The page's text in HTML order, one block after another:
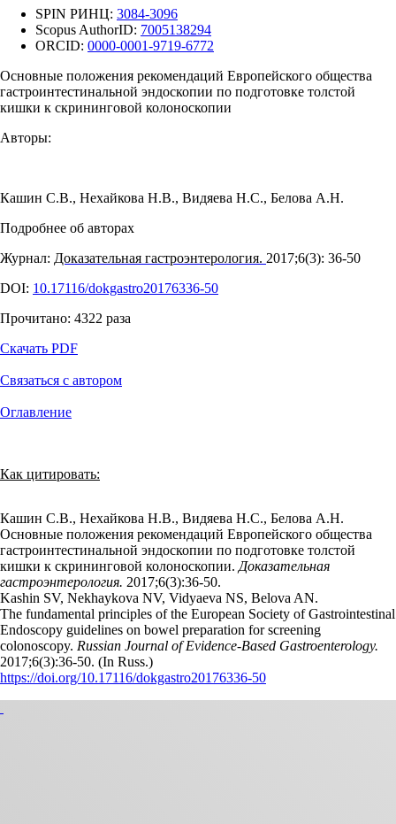
SPIN РИНЦ: 3084-3096
Scopus AuthorID: 7005138294
ORCID: 0000-0001-9719-6772
Основные положения рекомендаций Европейского общества
гастроинтестинальной эндоскопии по подготовке толстой
кишки к скрининговой колоноскопии
Авторы:
Кашин С.В., Нехайкова Н.В., Видяева Н.С., Белова А.Н.
Подробнее об авторах
Журнал: Доказательная гастроэнтерология. 2017;6(3): 36‑50
DOI: 10.17116/dokgastro20176336-50
Прочитано: 4322 раза
Скачать PDF
Связаться с автором
Оглавление
Как цитировать:
Кашин С.В., Нехайкова Н.В., Видяева Н.С., Белова А.Н.
Основные положения рекомендаций Европейского общества
гастроинтестинальной эндоскопии по подготовке толстой
кишки к скрининговой колоноскопии. Доказательная
гастроэнтерология. 2017;6(3):36‑50.
Kashin SV, Nekhaykova NV, Vidyaeva NS, Belova AN.
The fundamental principles of the European Society of Gastrointestinal
Endoscopy guidelines on bowel preparation for screening
colonoscopy. Russian Journal of Evidence-Based Gastroenterology.
2017;6(3):36‑50. (In Russ.)
https://doi.org/10.17116/dokgastro20176336-50